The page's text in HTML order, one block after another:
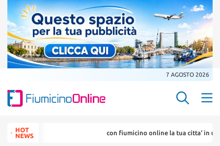
7 AGOSTO 2026
Search
for:HOT
NEWS
con fiumicino online la tua citta' in un